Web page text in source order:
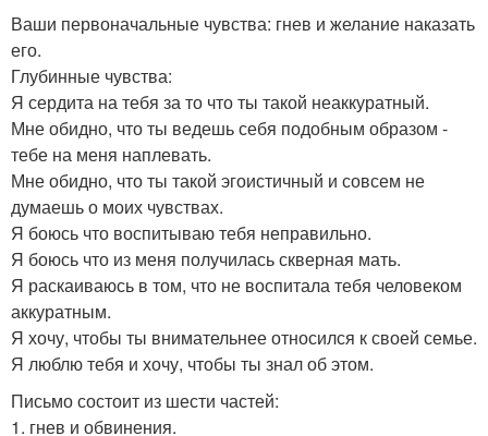
Ваши первоначальные чувства: гнев и желание наказать
его.
Глубинные чувства:
Я сердита на тебя за то что ты такой неаккуратный.
Мне обидно, что ты ведешь себя подобным образом -
тебе на меня наплевать.
Мне обидно, что ты такой эгоистичный и совсем не
думаешь о моих чувствах.
Я боюсь что воспитываю тебя неправильно.
Я боюсь что из меня получилась скверная мать.
Я раскаиваюсь в том, что не воспитала тебя человеком
аккуратным.
Я хочу, чтобы ты внимательнее относился к своей семье.
Я люблю тебя и хочу, чтобы ты знал об этом.
Письмо состоит из шести частей:
1. гнев и обвинения.